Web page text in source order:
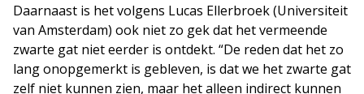
Daarnaast is het volgens Lucas Ellerbroek (Universiteit
van Amsterdam) ook niet zo gek dat het vermeende
zwarte gat niet eerder is ontdekt. “De reden dat het zo
lang onopgemerkt is gebleven, is dat we het zwarte gat
zelf niet kunnen zien, maar het alleen indirect kunnen